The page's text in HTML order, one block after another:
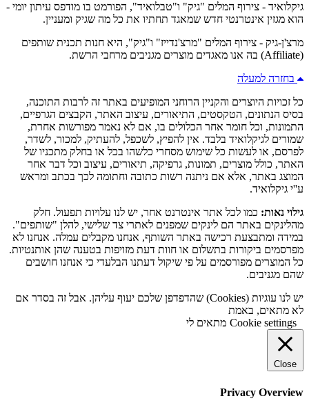
גיקלואיד - צירוף המלים "גיק" ו"טבלואיד", הפורמט בו מודפס עיתון יומי -
הוא מגזין אינטרנטי חדש שמאגד תחתיו את כל מה שגיק ומעניין.
מרצ'ן-גיק - צירוף המלים "מרצ'נדייז" ו"גיק", היא חנות תכנית שותפים
(Affiliate) בה אנו מאגדים מוצרים מגניבים מרחבי הרשת.
בחזרה למעלה
כל זכויות היוצרים והקניין הרוחני המופיעים באתר זה לרבות התוכנה,
בסיס הנתונים, הטקסטים, התיאורים, עיצוב האתר, הקבצים הגרפיים,
התמונות, וכל חומר אחר הכלולים בו, אם לא נאמר מפורשות אחרת,
שמורים לגיקלואיד בלבד. אין להפיץ, לשכפל, להעתיק, למכור, לשדר,
לפרסם, או לעשות כל שימוש מסחרי כלשהו בכל או בחלק מתכניו של
האתר, כולל מוצרים, תמונות, גרפיקה, תיאורים, עיצוב וכל דבר אחר
המוצג באתר, אלא אם ניתנה רשות כתובה וחתומה לכך בכתב ומראש
ע''י גיקלואיד.
גילוי נאות: כמו לכל אתר אינטרנט אחר, יש לנו עלויות תפעול. חלק
מהלינקים באתר הם לינקים שמפנים לאתרי צד שלישי, להלן "שותפים".
במידה ומתבצעת רכישה באתר השותף, אנחנו מקבלים עמלה. אנחנו לא
מפרסמים ביקורות בתשלום או חוות דעת מזויפות בטענה שהן אותנטיות.
כל המוצרים מפורסמים על פי שיקול דעתנו הבלעדי כי אנחנו חושבים
שהם מגניבים.
יש לנו עוגיות (Cookies) שהדפדפן שלכם יעוף עליהן. אבל זה בסדר אם
לא מתאים, באמת
Cookie settings מתאים לי
Close
Privacy Overview